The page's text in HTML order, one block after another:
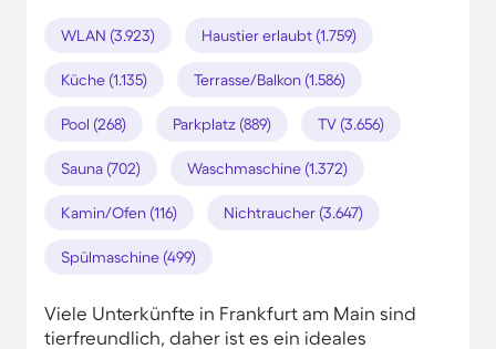
WLAN (3.923) Haustier erlaubt (1.759)
Küche (1.135) Terrasse/Balkon (1.586)
Pool (268) Parkplatz (889) TV (3.656)
Sauna (702) Waschmaschine (1.372)
Kamin/Ofen (116) Nichtraucher (3.647)
Spülmaschine (499)
Viele Unterkünfte in Frankfurt am Main sind
tierfreundlich, daher ist es ein ideales